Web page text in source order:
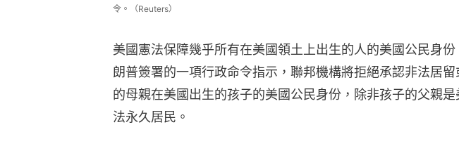
令。（Reuters）
美國憲法保障幾乎所有在美國領土上出生的人的美國公民身
朗普簽署的一項行政命令指示，聯邦機構將拒絕承認非法居
的母親在美國出生的孩子的美國公民身份，除非孩子的父親
法永久居民。